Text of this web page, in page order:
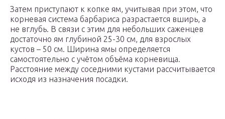
Затем приступают к копке ям, учитывая при этом, что
корневая система барбариса разрастается вширь, а
не вглубь. В связи с этим для небольших саженцев
достаточно ям глубиной 25-30 см, для взрослых
кустов – 50 см. Ширина ямы определяется
самостоятельно с учётом объёма корневища.
Расстояние между соседними кустами рассчитывается
исходя из назначения посадки.